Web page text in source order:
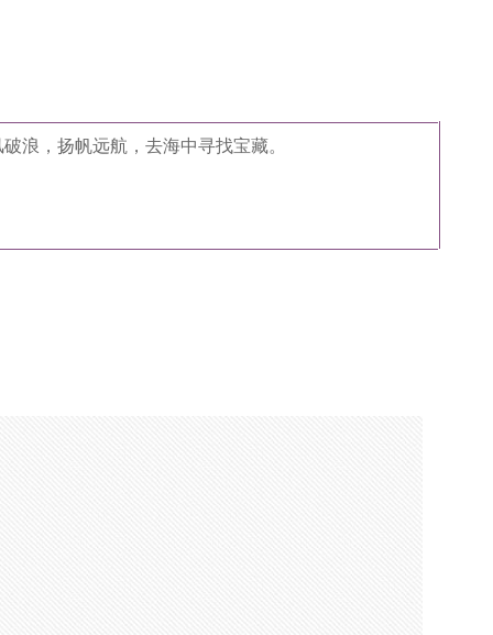
浪，扬帆远航，去海中寻找宝藏。